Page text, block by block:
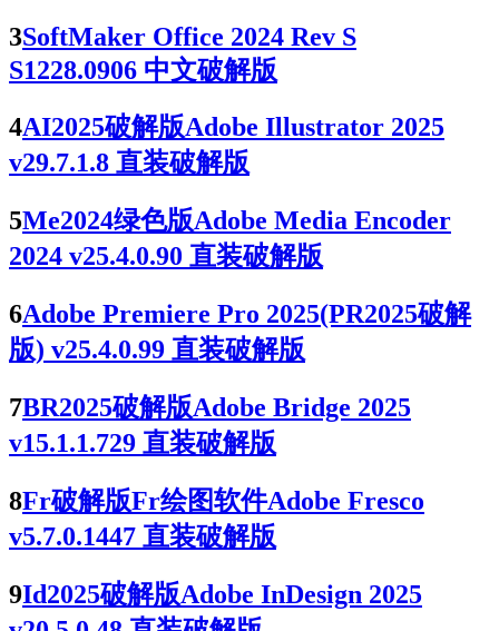
3SoftMaker Office 2024 Rev S
S1228.0906 中文破解版
4AI2025破解版Adobe Illustrator 2025
v29.7.1.8 直装破解版
5Me2024绿色版Adobe Media Encoder
2024 v25.4.0.90 直装破解版
6Adobe Premiere Pro 2025(PR2025破解
版) v25.4.0.99 直装破解版
7BR2025破解版Adobe Bridge 2025
v15.1.1.729 直装破解版
8Fr破解版Fr绘图软件Adobe Fresco
v5.7.0.1447 直装破解版
9Id2025破解版Adobe InDesign 2025